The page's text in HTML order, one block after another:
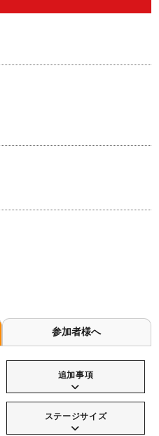
参加者様へ
追加事項
ステージサイズ